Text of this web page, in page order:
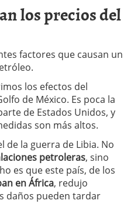
los precios del
factores que causan un
los efectos del
de México. Es poca la
de Estados Unidos, y
son más altos.
la guerra de Libia. No
petroleras, sino
es que este país, de los
en África, redujo
daños pueden tardar